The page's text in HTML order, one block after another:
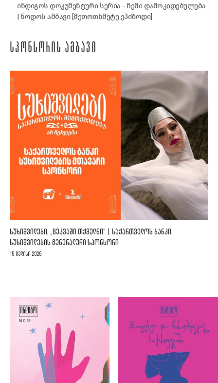
ინდიგოს დოკუმენტური სერია - ჩემი დამოკიდებულება
| ნოდოს ამბავი [მეთოთხმეტე ეპიზოდი]
ᲡᲞᲝᲜᲡᲝᲠᲘᲡ ᲐᲛᲑᲐᲕᲘ
ᲡᲣᲮᲘᲨᲕᲘᲚᲔᲑᲘ, „ᲪᲔᲙᲕᲐᲨᲘ ᲗᲥᲛᲣᲚᲜᲘ“ | ᲡᲐᲥᲐᲠᲗᲕᲔᲚᲝᲡ ᲑᲐᲜᲙᲘ,
ᲡᲣᲮᲘᲨᲕᲘᲚᲔᲑᲘᲡ ᲒᲔᲜᲔᲠᲐᲚᲣᲠᲘ ᲡᲞᲝᲜᲡᲝᲠᲘ
15 ივლისი 2026